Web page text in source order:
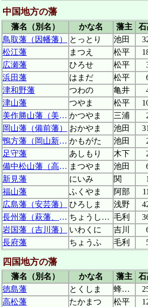
中国地方の藩
藩名（別名） かな名 藩主 石
鳥取藩（因幡藩）
とっとり 池田
松江藩
まつえ 松平
広瀬藩
ひろせ 松平
浜田藩
はまだ 松平
津和野藩
つわの 亀井
津山藩
つやま 松平
美作勝山藩（美作高田藩） かつやま 三浦
岡山藩（備前藩）
おかやま 池田
鴨方藩（岡山新田藩） かもがた 池田
足守藩
あしもり 木下
備中松山藩（高梁藩） まつやま 池田
新見藩
にいみ 関
福山藩
ふくやま 阿部
広島藩（安芸藩）
ひろしま 浅野
長州藩（萩藩、山口藩）
ちょうしゅう 毛利
岩国藩（吉川藩）
いわくに 吉川
長府藩
ちょうふ 毛利
四国地方の藩
藩名（別名） かな名 藩主 石
徳島藩
とくしま 蜂須賀
高松藩
たかまつ 松平